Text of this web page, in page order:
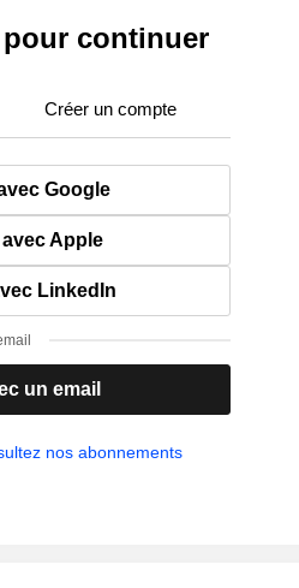
continuer
Créer un compte
Google
Apple
LinkedIn
un email
nos abonnements